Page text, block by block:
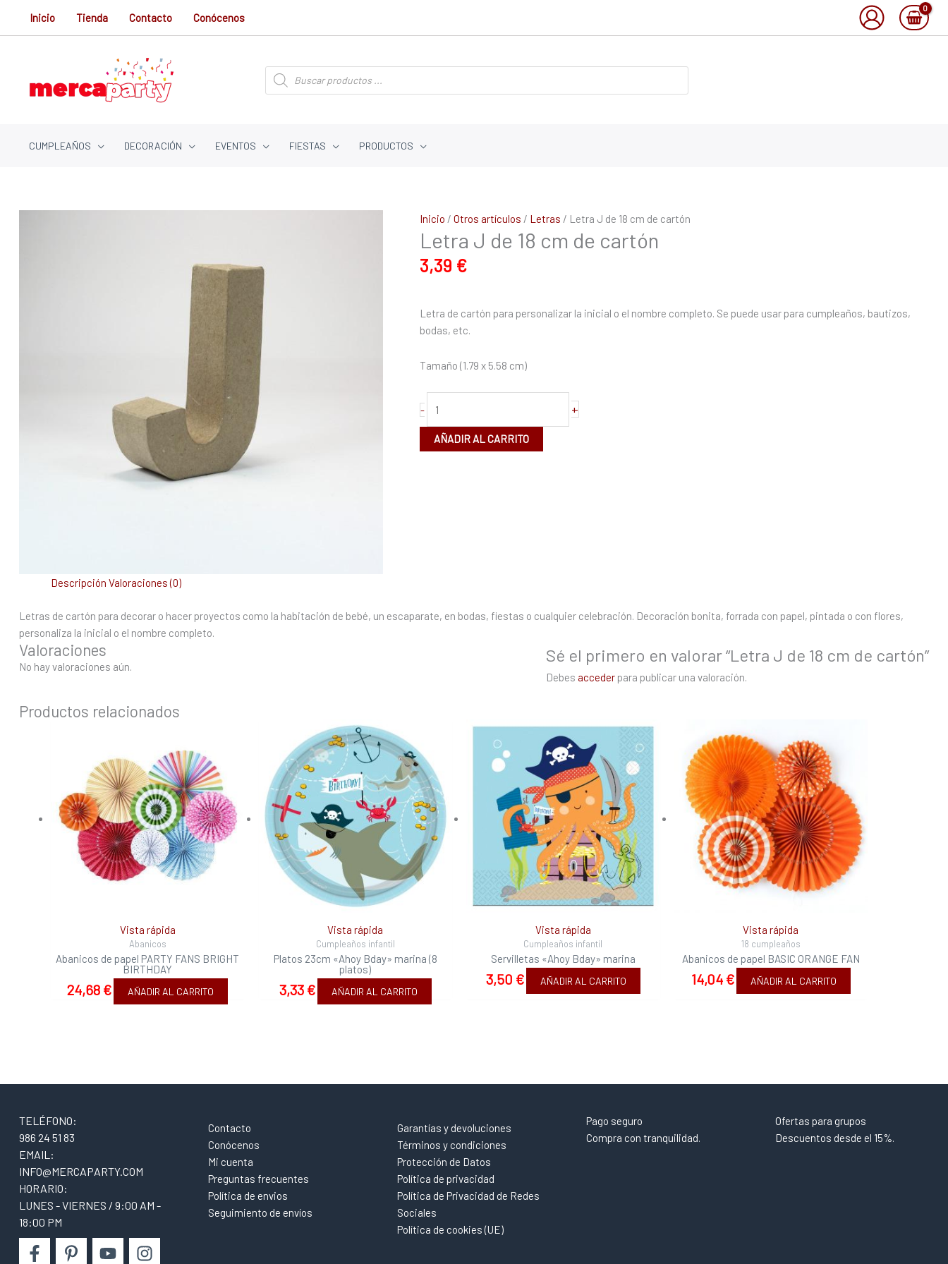
Inicio Tienda Contacto Conócenos
Búsqueda
de
productos
CUMPLEAÑOS DECORACIÓN EVENTOS FIESTAS PRODUCTOS
Inicio / Otros artículos / Letras / Letra J de 18 cm de cartón
Letra J de 18 cm de cartón
3,39 €
Letra de cartón para personalizar la inicial o el nombre completo. Se puede usar para cumpleaños, bautizos,
bodas, etc.
Tamaño (1.79 x 5.58 cm)
-
Letra
de
18
cartón
cantidad
+
AÑADIR AL CARRITO
Descripción Valoraciones (0)
Letras de cartón para decorar o hacer proyectos como la habitación de bebé, un escaparate, en bodas, fiestas o cualquier celebración. Decoración bonita, forrada con papel, pintada o con flores,
personaliza la inicial o el nombre completo.
Valoraciones
No hay valoraciones aún.
Sé el primero en valorar “Letra J de 18 cm de cartón”
Debes acceder para publicar una valoración.
Productos relacionados
Vista rápida
Abanicos
Abanicos de papel PARTY FANS BRIGHT
BIRTHDAY
24,68 € AÑADIR AL CARRITO
Vista rápida
Cumpleaños infantil
Platos 23cm «Ahoy Bday» marina (8
platos)
3,33 € AÑADIR AL CARRITO
Vista rápida
Cumpleaños infantil
Servilletas «Ahoy Bday» marina
3,50 € AÑADIR AL CARRITO
Vista rápida
18 cumpleaños
Abanicos de papel BASIC ORANGE FAN
14,04 € AÑADIR AL CARRITO
TELÉFONO:
986 24 51 83
EMAIL:
INFO@MERCAPARTY.COM
HORARIO:
LUNES - VIERNES / 9:00 AM -
18:00 PM
Contacto
Conócenos
Mi cuenta
Preguntas frecuentes
Política de envios
Seguimiento de envíos
Garantías y devoluciones
Términos y condiciones
Protección de Datos
Política de privacidad
Política de Privacidad de Redes
Sociales
Política de cookies (UE)
Pago seguro
Compra con tranquilidad.
Ofertas para grupos
Descuentos desde el 15%.